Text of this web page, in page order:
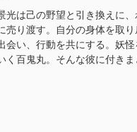
光は己の野望と引き換えに
売り渡す。自分の身体を取
会い、行動を共にする。妖
く百鬼丸。そんな彼に付き